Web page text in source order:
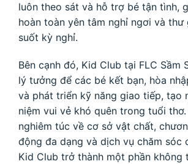
luôn theo sát và hỗ trợ bé tận tình,
hoàn toàn yên tâm nghỉ ngơi và thư
suốt kỳ nghỉ.
Bên cạnh đó, Kid Club tại FLC Sầm
lý tưởng để các bé kết bạn, hòa
và phát triển kỹ năng giao tiếp, tạo
niệm vui vẻ khó quên trong tuổi
nghiêm túc về cơ sở vật chất,
động đa dạng và dịch vụ chăm sóc
Kid Club trở thành một phần không